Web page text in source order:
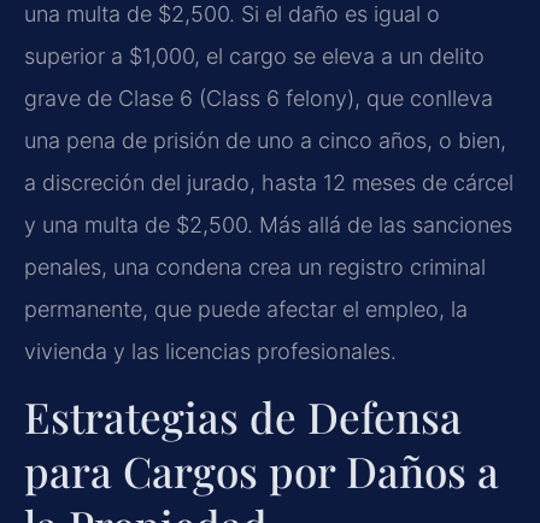
una multa de $2,500. Si el daño es igual o
superior a $1,000, el cargo se eleva a un delito
grave de Clase 6 (Class 6 felony), que conlleva
una pena de prisión de uno a cinco años, o bien,
a discreción del jurado, hasta 12 meses de cárcel
y una multa de $2,500. Más allá de las sanciones
penales, una condena crea un registro criminal
permanente, que puede afectar el empleo, la
vivienda y las licencias profesionales.
Estrategias de Defensa
para Cargos por Daños a